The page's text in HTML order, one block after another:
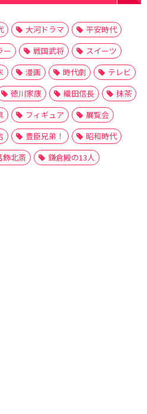
大河ドラマ
平安時代
ー 戦国武将
スイーツ
漫画 時代劇
テレビ
徳川家康 織田信長
抹茶
フィギュア
展覧会
豊臣兄弟！
昭和時代
飾北斎 鎌倉殿の13人